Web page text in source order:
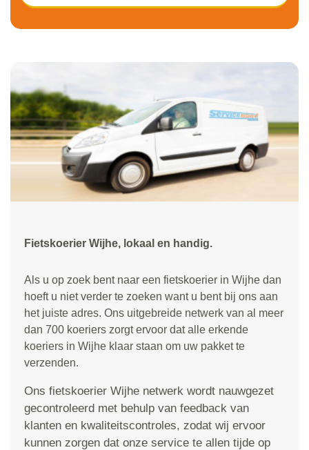
Fietskoerier Wijhe, lokaal en handig.
Als u op zoek bent naar een fietskoerier in Wijhe dan
hoeft u niet verder te zoeken want u bent bij ons aan
het juiste adres. Ons uitgebreide netwerk van al meer
dan 700 koeriers zorgt ervoor dat alle erkende
koeriers in Wijhe klaar staan om uw pakket te
verzenden.
Ons fietskoerier Wijhe netwerk wordt nauwgezet
gecontroleerd met behulp van feedback van
klanten en kwaliteitscontroles, zodat wij ervoor
kunnen zorgen dat onze service te allen tijde op